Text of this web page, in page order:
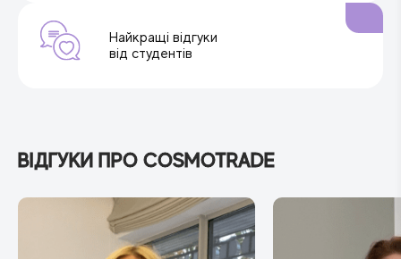
Найкращі відгуки
від студентів
ВІДГУКИ ПРО COSMOTRADE